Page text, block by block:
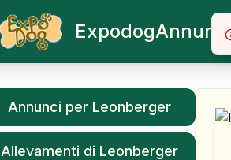
ExpodogAnnunci
Annunci per Leonberger
Allevamenti di Leonberger